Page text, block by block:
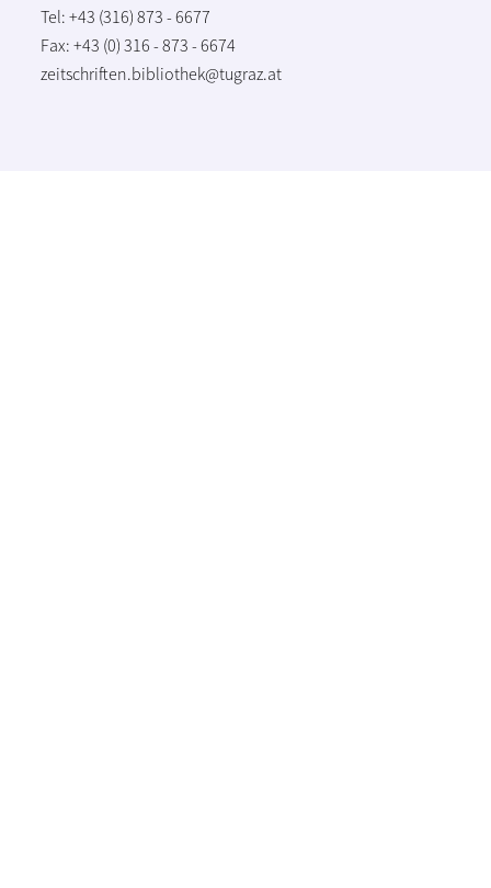
Tel: +43 (316) 873 - 6677
Fax: +43 (0) 316 - 873 - 6674
zeitschriften.bibliothek@tugraz.at